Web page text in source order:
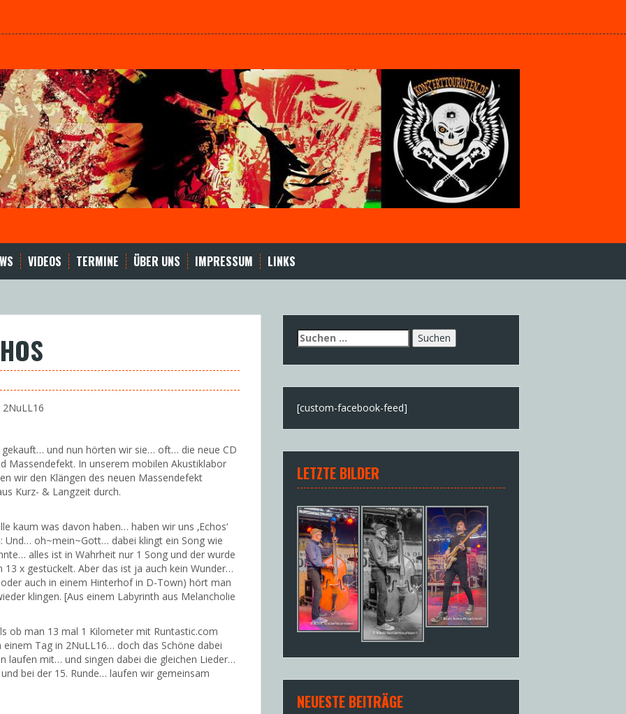
VIDEOS TERMINE ÜBER UNS IMPRESSUM LINKS
und nun hörten wir sie… oft… die neue CD
Massendefekt. In unserem mobilen Akustiklabor
wir den Klängen des neuen Massendefekt
Kurz- & Langzeit durch.
kaum was davon haben… haben wir uns ‚Echos‘
Und… oh~mein~Gott… dabei klingt ein Song wie
alles ist in Wahrheit nur 1 Song und der wurde
x gestückelt. Aber das ist ja auch kein Wunder…
auch in einem Hinterhof in D-Town) hört man
klingen. [Aus einem Labyrinth aus Melancholie
ob man 13 mal 1 Kilometer mit Runtastic.com
Tag in 2NuLL16… doch das Schöne dabei
laufen mit… und singen dabei die gleichen Lieder…
und bei der 15. Runde… laufen wir gemeinsam
Suchen
nach:
[custom-facebook-feed]
LETZTE BILDER
NEUESTE BEITRÄGE